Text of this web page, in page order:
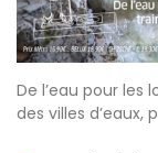
De l’eau pour les
des villes d’eaux,